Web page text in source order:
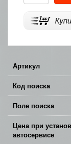
Артикул
Код поиска
Поле поиска
Цена при
автосервисе